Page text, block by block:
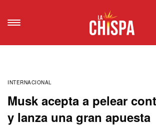
INTERNACIONAL
Musk acepta a pelear
y lanza una gran apuesta